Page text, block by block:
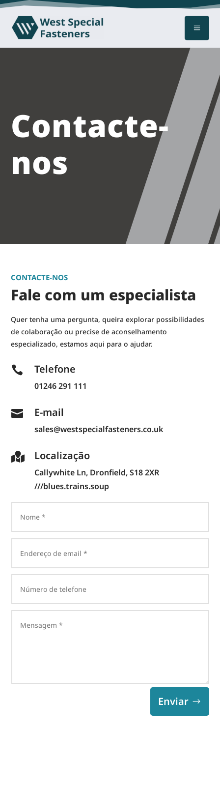
a
Contacte-
nos
CONTACTE-NOS
Fale com um especialista
Quer tenha uma pergunta, queira explorar possibilidades
de colaboração ou precise de aconselhamento
especializado, estamos aqui para o ajudar.
 Telefone
01246 291 111
 E-mail
sales@westspecialfasteners.co.uk
 Localização
Callywhite Ln, Dronfield, S18 2XR
///blues.trains.soup
Enviar